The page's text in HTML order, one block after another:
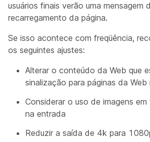
usuários finais verão uma mensagem
recarregamento da página.
Se isso acontece com freqüência,
os seguintes ajustes:
Alterar o conteúdo da Web que
sinalização para páginas da Web
Considerar o uso de imagens
na entrada
Reduzir a saída de 4k para